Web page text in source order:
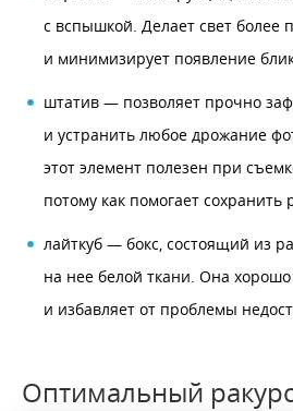
с вспышкой. Делает свет более
и минимизирует появление
штатив — позволяет прочно
и устранить любое дрожание
этот элемент полезен при
потому как помогает сохранить
лайткуб — бокс, состоящий из
на нее белой ткани. Она хорошо
и избавляет от проблемы
Оптимальный